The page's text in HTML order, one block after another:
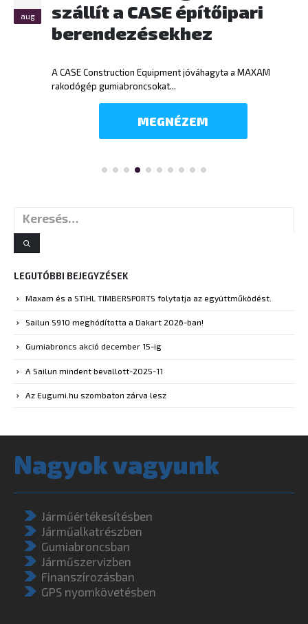
Egy gumiabroncs legjobb teljesítményének
eléréséhez a kulcs a terheléstől függő légnyomás
kapcsolat van a talajnyomás és...
MEGNÉZEM
Maxam és a STIHL TIMBERSPORTS folytatja az együttműködést.
Sailun S910 meghódította a Dakart 2026-ban!
Gumiabroncs akció december 15-ig
A Sailun mindent bevallott-2025-11
Járműalkatrészben
Gumiabroncsban
Járműszervizben
Finanszírozásban
GPS nyomkövetésben